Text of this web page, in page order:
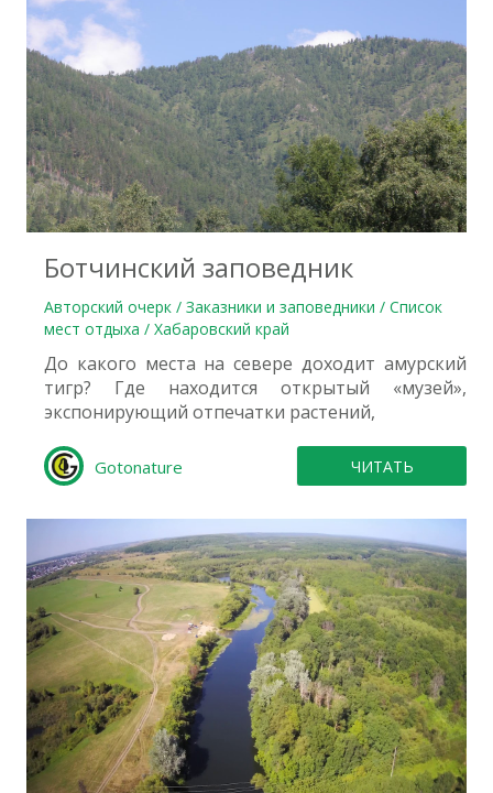
0
Ботчинский заповедник
Авторский очерк / Заказники и заповедники / Список
мест отдыха / Хабаровский край
До какого места на севере доходит амурский
тигр? Где находится открытый «музей»,
экспонирующий отпечатки растений,
Gotonature ЧИТАТЬ
0